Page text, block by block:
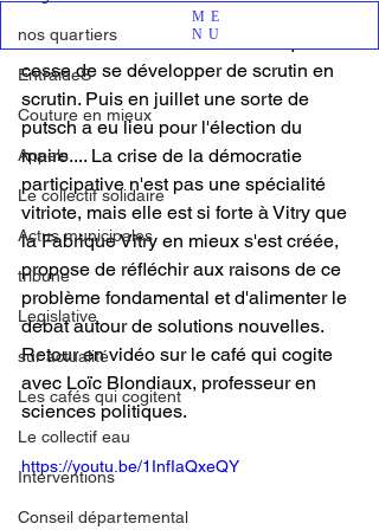
ME
NU
nos quartiers
EntraideS
Couture en mieux
Appels
Le collectif solidaire
Actus municipales
tribune
Legislative
sur actualité
Les cafés qui cogitent
Le collectif eau
Interventions
Conseil départemental
ville de Vitry est devenue championne
de l'abstention. Une abstention qui ne
cesse de se développer de scrutin en
scrutin. Puis en juillet une sorte de
putsch a eu lieu pour l'élection du
maire.... La crise de la démocratie
participative n'est pas une spécialité
vitriote, mais elle est si forte à Vitry que
la Fabrique Vitry en mieux s'est créée,
propose de réfléchir aux raisons de ce
problème fondamental et d'alimenter le
débat autour de solutions nouvelles.
Retour en vidéo sur le café qui cogite
avec Loïc Blondiaux, professeur en
sciences politiques.
https://youtu.be/1InfIaQxeQY